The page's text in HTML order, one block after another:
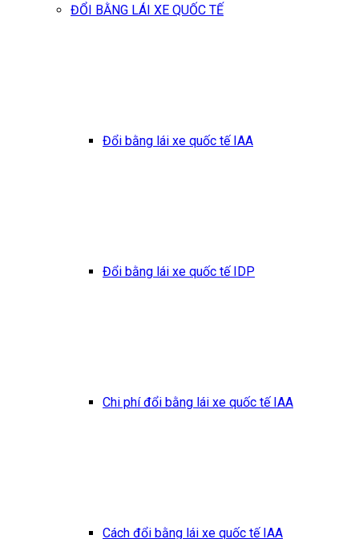
ĐỔI BẰNG LÁI XE QUỐC TẾ
Đổi bằng lái xe quốc tế IAA
Đổi bằng lái xe quốc tế IDP
Chi phí đổi bằng lái xe quốc tế IAA
Cách đổi bằng lái xe quốc tế IAA